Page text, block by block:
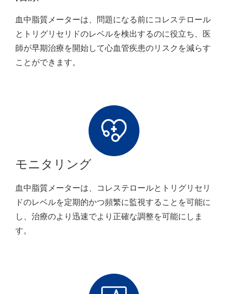
血中脂質メーターは、問題になる前にコレステロール
とトリグリセリドのレベルを検出するのに役立ち、医
師が早期治療を開始して心血管疾患のリスクを減らす
ことができます。
モニタリング
血中脂質メーターは、コレステロールとトリグリセリ
ドのレベルを定期的かつ頻繁に監視することを可能に
し、治療のより迅速でより正確な調整を可能にしま
す。